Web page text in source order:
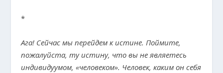
*
Ага! Сейчас мы перейдем к истине. Поймите,
пожалуйста, ту истину, что вы не являетесь
индивидуумом, «человеком». Человек, каким он себя